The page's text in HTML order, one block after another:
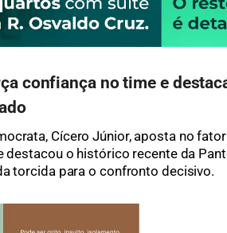
confiança no time e
Cícero Júnior, aposta no
destacou o histórico recente da
torcida para o confronto decisivo.